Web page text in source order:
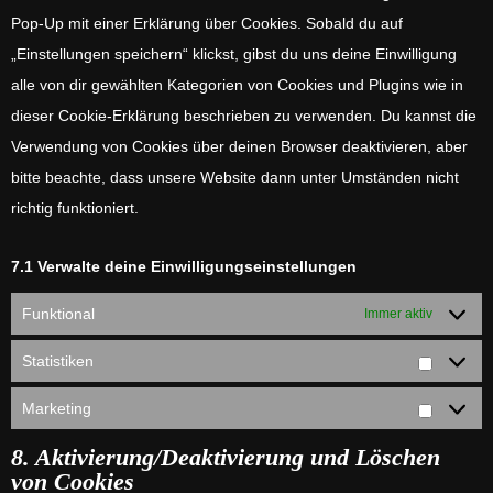
Pop-Up mit einer Erklärung über Cookies. Sobald du auf
„Einstellungen speichern“ klickst, gibst du uns deine Einwilligung
alle von dir gewählten Kategorien von Cookies und Plugins wie in
dieser Cookie-Erklärung beschrieben zu verwenden. Du kannst die
Verwendung von Cookies über deinen Browser deaktivieren, aber
bitte beachte, dass unsere Website dann unter Umständen nicht
richtig funktioniert.
7.1 Verwalte deine Einwilligungseinstellungen
Funktional Immer aktiv
Statistiken
Marketing
8. Aktivierung/Deaktivierung und Löschen
von Cookies